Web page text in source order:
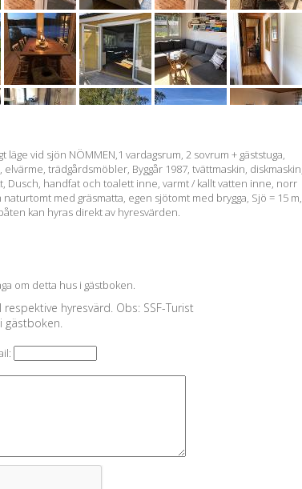
vid sjön NÖMMEN,1 vardagsrum, 2 sovrum + gäststuga,
elvärme, trädgårdsmöbler, Byggår 1987, tvättmaskin, diskmaskin,
Dusch, handfat och toalett inne, varmt / kallt vatten inne, norr
med gräsmatta, egen sjötomt med brygga, Sjö = 15 m,
kan hyras direkt av hyresvärden.
om detta hus i gästboken.
hyresvärd. Obs: SSF-Turist
gästboken.